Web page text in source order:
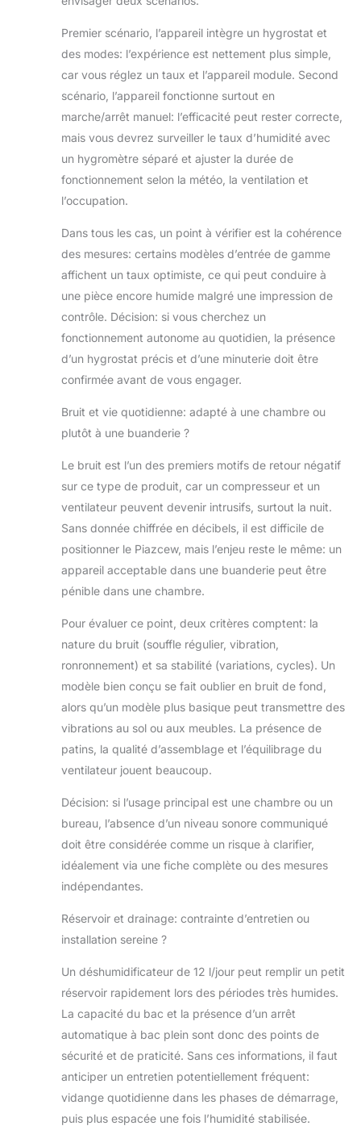
Premier scénario, l’appareil intègre un hygrostat et
des modes: l’expérience est nettement plus simple,
car vous réglez un taux et l’appareil module. Second
scénario, l’appareil fonctionne surtout en
marche/arrêt manuel: l’efficacité peut rester correcte,
mais vous devrez surveiller le taux d’humidité avec
un hygromètre séparé et ajuster la durée de
fonctionnement selon la météo, la ventilation et
l’occupation.
Dans tous les cas, un point à vérifier est la cohérence
des mesures: certains modèles d’entrée de gamme
affichent un taux optimiste, ce qui peut conduire à
une pièce encore humide malgré une impression de
contrôle. Décision: si vous cherchez un
fonctionnement autonome au quotidien, la présence
d’un hygrostat précis et d’une minuterie doit être
confirmée avant de vous engager.
Bruit et vie quotidienne: adapté à une chambre ou
plutôt à une buanderie ?
Le bruit est l’un des premiers motifs de retour négatif
sur ce type de produit, car un compresseur et un
ventilateur peuvent devenir intrusifs, surtout la nuit.
Sans donnée chiffrée en décibels, il est difficile de
positionner le Piazcew, mais l’enjeu reste le même: un
appareil acceptable dans une buanderie peut être
pénible dans une chambre.
Pour évaluer ce point, deux critères comptent: la
nature du bruit (souffle régulier, vibration,
ronronnement) et sa stabilité (variations, cycles). Un
modèle bien conçu se fait oublier en bruit de fond,
alors qu’un modèle plus basique peut transmettre des
vibrations au sol ou aux meubles. La présence de
patins, la qualité d’assemblage et l’équilibrage du
ventilateur jouent beaucoup.
Décision: si l’usage principal est une chambre ou un
bureau, l’absence d’un niveau sonore communiqué
doit être considérée comme un risque à clarifier,
idéalement via une fiche complète ou des mesures
indépendantes.
Réservoir et drainage: contrainte d’entretien ou
installation sereine ?
Un déshumidificateur de 12 l/jour peut remplir un petit
réservoir rapidement lors des périodes très humides.
La capacité du bac et la présence d’un arrêt
automatique à bac plein sont donc des points de
sécurité et de praticité. Sans ces informations, il faut
anticiper un entretien potentiellement fréquent:
vidange quotidienne dans les phases de démarrage,
puis plus espacée une fois l’humidité stabilisée.